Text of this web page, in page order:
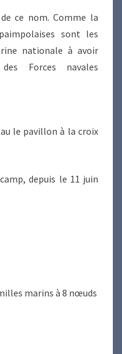
ce nom. Comme la
sont les
nationale à avoir
Forces navales
le pavillon à la croix
depuis le 11 juin
marins à 8 nœuds